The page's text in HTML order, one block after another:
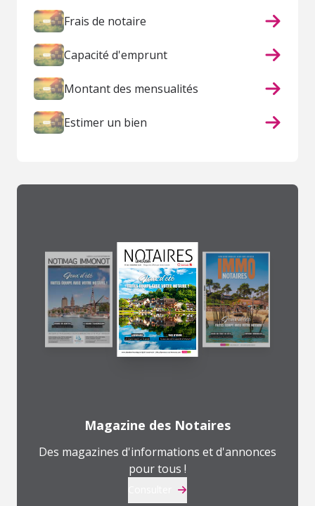
Frais de notaire
Capacité d'emprunt
Montant des mensualités
Estimer un bien
Magazine des Notaires
Des magazines d'informations et d'annonces
pour tous !